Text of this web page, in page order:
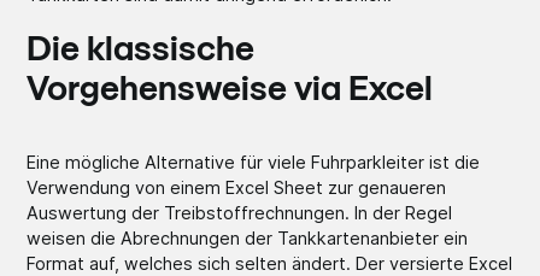
Die klassische
Vorgehensweise via Excel
Eine mögliche Alternative für viele Fuhrparkleiter ist die
Verwendung von einem Excel Sheet zur genaueren
Auswertung der Treibstoffrechnungen. In der Regel
weisen die Abrechnungen der Tankkartenanbieter ein
Format auf, welches sich selten ändert. Der versierte Excel